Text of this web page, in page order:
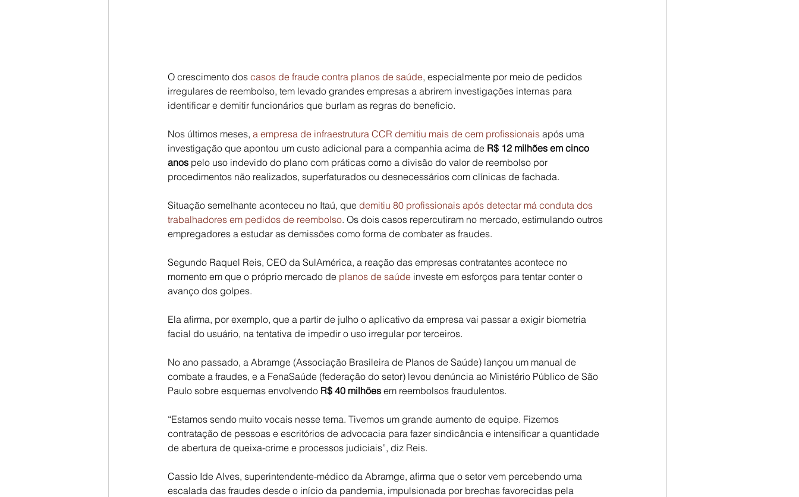
O crescimento dos casos de fraude contra planos de saúde, especialmente por meio de pedidos
irregulares de reembolso, tem levado grandes empresas a abrirem investigações internas para
identificar e demitir funcionários que burlam as regras do benefício.
Nos últimos meses, a empresa de infraestrutura CCR demitiu mais de cem profissionais após uma
investigação que apontou um custo adicional para a companhia acima de R$ 12 milhões em cinco
anos pelo uso indevido do plano com práticas como a divisão do valor de reembolso por
procedimentos não realizados, superfaturados ou desnecessários com clínicas de fachada.
Situação semelhante aconteceu no Itaú, que demitiu 80 profissionais após detectar má conduta dos
trabalhadores em pedidos de reembolso. Os dois casos repercutiram no mercado, estimulando outros
empregadores a estudar as demissões como forma de combater as fraudes.
Segundo Raquel Reis, CEO da SulAmérica, a reação das empresas contratantes acontece no
momento em que o próprio mercado de planos de saúde investe em esforços para tentar conter o
avanço dos golpes.
Ela afirma, por exemplo, que a partir de julho o aplicativo da empresa vai passar a exigir biometria
facial do usuário, na tentativa de impedir o uso irregular por terceiros.
No ano passado, a Abramge (Associação Brasileira de Planos de Saúde) lançou um manual de
combate a fraudes, e a FenaSaúde (federação do setor) levou denúncia ao Ministério Público de São
Paulo sobre esquemas envolvendo R$ 40 milhões em reembolsos fraudulentos.
“Estamos sendo muito vocais nesse tema. Tivemos um grande aumento de equipe. Fizemos
contratação de pessoas e escritórios de advocacia para fazer sindicância e intensificar a quantidade
de abertura de queixa-crime e processos judiciais”, diz Reis.
Cassio Ide Alves, superintendente-médico da Abramge, afirma que o setor vem percebendo uma
escalada das fraudes desde o início da pandemia, impulsionada por brechas favorecidas pela